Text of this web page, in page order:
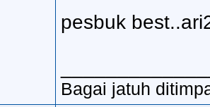
pesbuk
Bagai jatuh